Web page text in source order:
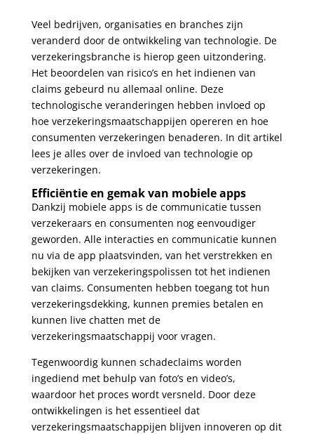
Veel bedrijven, organisaties en branches zijn
veranderd door de ontwikkeling van technologie. De
verzekeringsbranche is hierop geen uitzondering.
Het beoordelen van risico’s en het indienen van
claims gebeurd nu allemaal online. Deze
technologische veranderingen hebben invloed op
hoe verzekeringsmaatschappijen opereren en hoe
consumenten verzekeringen benaderen. In dit artikel
lees je alles over de invloed van technologie op
verzekeringen.
Efficiëntie en gemak van mobiele apps
Dankzij mobiele apps is de communicatie tussen
verzekeraars en consumenten nog eenvoudiger
geworden. Alle interacties en communicatie kunnen
nu via de app plaatsvinden, van het verstrekken en
bekijken van verzekeringspolissen tot het indienen
van claims. Consumenten hebben toegang tot hun
verzekeringsdekking, kunnen premies betalen en
kunnen live chatten met de
verzekeringsmaatschappij voor vragen.
Tegenwoordig kunnen schadeclaims worden
ingediend met behulp van foto’s en video’s,
waardoor het proces wordt versneld. Door deze
ontwikkelingen is het essentieel dat
verzekeringsmaatschappijen blijven innoveren op dit